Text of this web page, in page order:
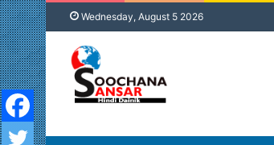
Wednesday, August 5 2026